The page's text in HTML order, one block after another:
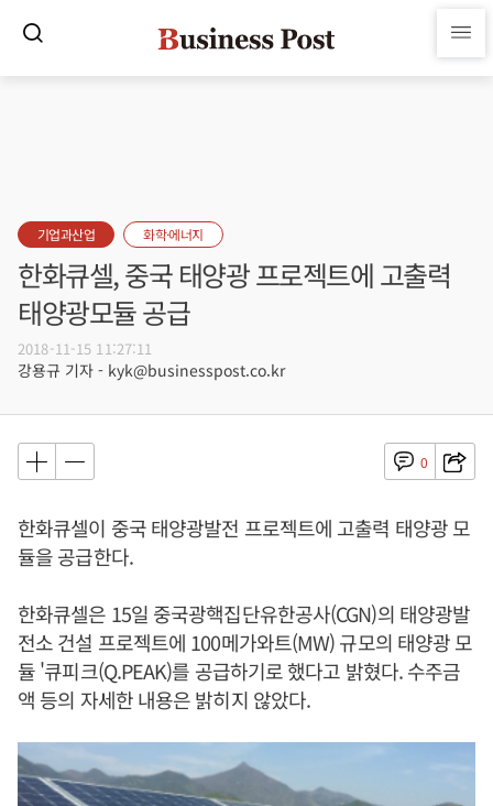
기업과산업 화학·에너지
한화큐셀, 중국 태양광 프로젝트에 고출력
태양광모듈 공급
2018-11-15 11:27:11
강용규 기자 - kyk@businesspost.co.kr
0
한화큐셀이 중국 태양광발전 프로젝트에 고출력 태양광 모
듈을 공급한다.
한화큐셀은 15일 중국광핵집단유한공사(CGN)의 태양광발
전소 건설 프로젝트에 100메가와트(MW) 규모의 태양광 모
듈 '큐피크(Q.PEAK)를 공급하기로 했다고 밝혔다. 수주금
액 등의 자세한 내용은 밝히지 않았다.